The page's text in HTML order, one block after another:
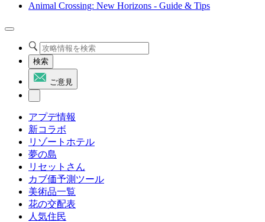
Animal Crossing: New Horizons - Guide & Tips
検索
ご意見
アプデ情報
新コラボ
リゾートホテル
夢の島
リセットさん
カブ価予測ツール
美術品一覧
花の交配表
人気住民